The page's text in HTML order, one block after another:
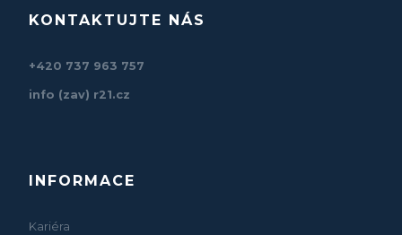
KONTAKTUJTE NÁS
+420 737 963 757
info (zav) r21.cz
INFORMACE
Kariéra